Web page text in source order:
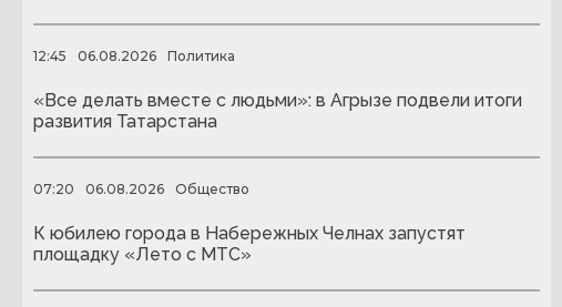
12:45 06.08.2026 Политика
«Все делать вместе с людьми»: в Агрызе подвели итоги
развития Татарстана
07:20 06.08.2026 Общество
К юбилею города в Набережных Челнах запустят
площадку «Лето с МТС»